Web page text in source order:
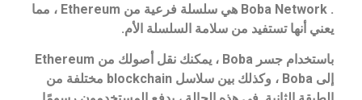
. Boba Network هي سلسلة فرعية من Ethereum ، مما
يعني أنها تستفيد من سلامة السلسلة الأم.
باستخدام جسر Boba ، يمكنك نقل أصولك من Ethereum
إلى Boba ، وكذلك بين سلاسل blockchain مختلفة من